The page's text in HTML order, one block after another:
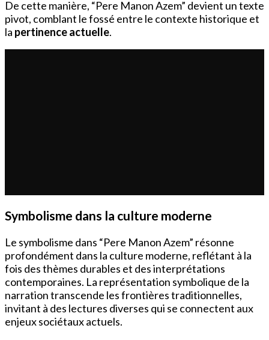
De cette manière, “Pere Manon Azem” devient un texte
pivot, comblant le fossé entre le contexte historique et
la pertinence actuelle.
Symbolisme dans la culture moderne
Le symbolisme dans “Pere Manon Azem” résonne
profondément dans la culture moderne, reflétant à la
fois des thèmes durables et des interprétations
contemporaines. La représentation symbolique de la
narration transcende les frontières traditionnelles,
invitant à des lectures diverses qui se connectent aux
enjeux sociétaux actuels.